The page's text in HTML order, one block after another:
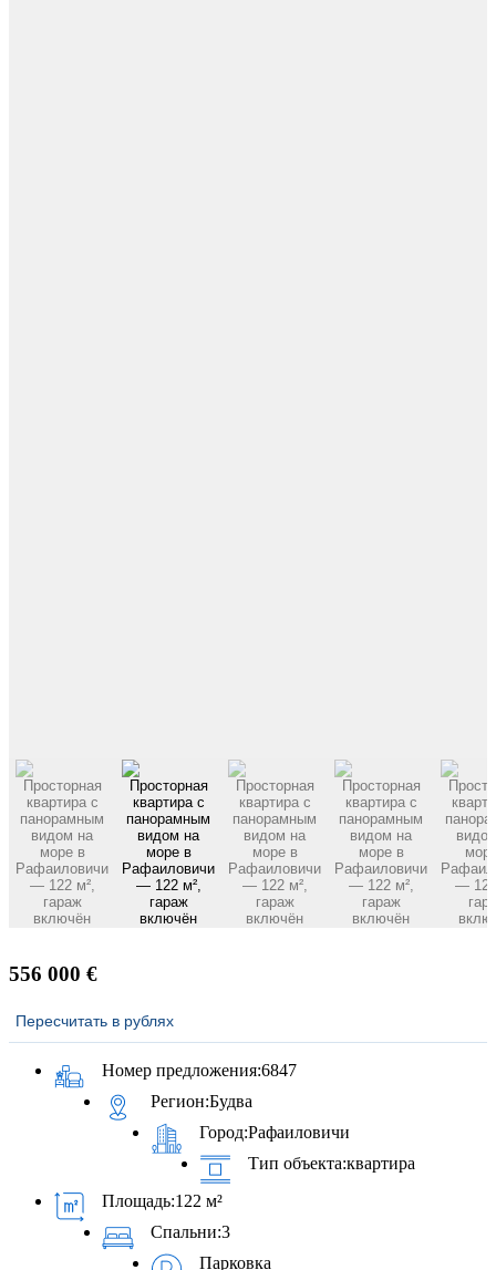
556 000 €
Пересчитать в рублях
Номер предложения:6847
Регион:Будва
Город:Рафаиловичи
Тип объекта:квартира
Площадь:122 м²
Спальни:3
Парковка